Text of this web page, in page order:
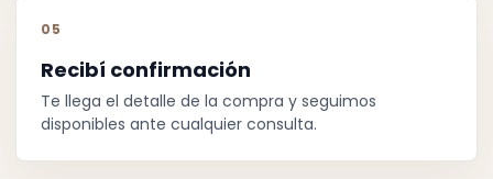
05
Recibí confirmación
Te llega el detalle de la compra y seguimos
disponibles ante cualquier consulta.